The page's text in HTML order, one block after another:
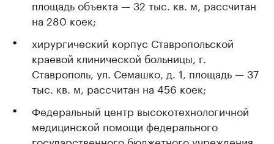
площадь объекта — 32 тыс. кв. м, рассчитан
на 280 коек;
хирургический корпус Ставропольской
краевой клинической больницы, г.
Ставрополь, ул. Семашко, д. 1, площадь — 37
тыс. кв. м, рассчитан на 456 коек;
Федеральный центр высокотехнологичной
медицинской помощи федерального